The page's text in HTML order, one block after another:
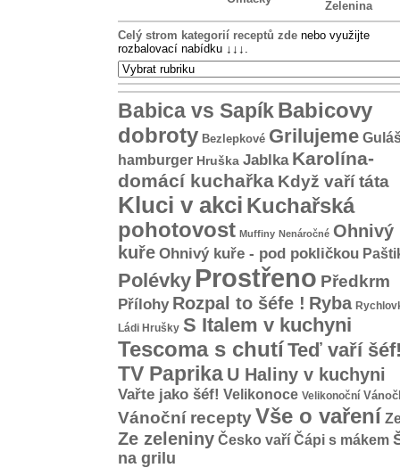
Zelenina
Celý strom kategorií receptů zde nebo využijte
rozbalovací nabídku ↓↓↓
Babica vs Sapík Babicovy
dobroty Bezlepkové Grilujeme
hamburger Hruška Jablka Karolína-
domácí kuchařka Když vaří táta
Kluci v akci Kuchařská
pohotovost Muffiny Nenáročné Ohnivý
kuře Ohnivý kuře - pod pokličkou
Polévky Prostřeno Předkrm
Přílohy Rozpal to šéfe ! Ryba
Ládi Hrušky S Italem v kuchyni
Tescoma s chutíTeď vaří šéf!
TV Paprika U Haliny v kuchyni
Vařte jako šéf! Velikonoce Velikonoční
Vánoční receptyVše o vaření
Ze zeleniny Česko vaří Čápi s mákem
na grilu